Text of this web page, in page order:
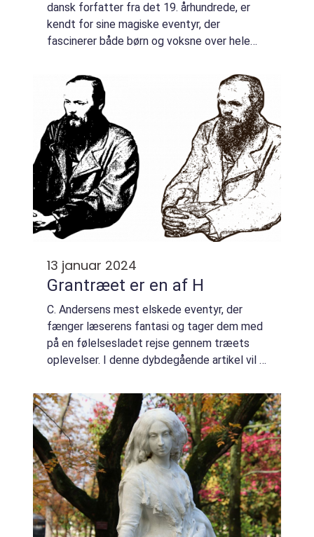
dansk forfatter fra det 19. århundrede, er
kendt for sine magiske eventyr, der
fascinerer både børn og voksne over hele
Andersen egentlig skrevet? I denne artikel
dykker vi...
13 januar 2024
Grantræet er en af H
C. Andersens mest elskede eventyr, der
fænger læserens fantasi og tager dem med
på en følelsesladet rejse gennem træets
oplevelser. I denne dybdegående artikel vil vi
dets betydning for både forfatte...